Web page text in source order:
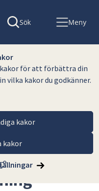
kakor för att förbättra din
vilka kakor du godkänner.
kakor
kakor
Sök Meny
Kundundersökning